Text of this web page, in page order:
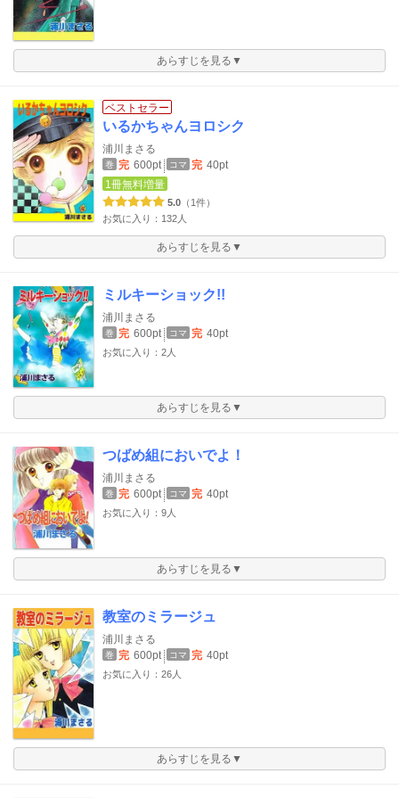
あらすじを見る▼
ベストセラー
いるかちゃんヨロシク
浦川まさる
巻 完 600pt コマ 完 40pt
1冊無料増量
5.0 （1件）
お気に入り：132人
あらすじを見る▼
ミルキーショック!!
浦川まさる
巻 完 600pt コマ 完 40pt
お気に入り：2人
あらすじを見る▼
つばめ組においでよ！
浦川まさる
巻 完 600pt コマ 完 40pt
お気に入り：9人
あらすじを見る▼
教室のミラージュ
浦川まさる
巻 完 600pt コマ 完 40pt
お気に入り：26人
あらすじを見る▼